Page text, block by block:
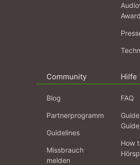
Award
Community
Blog
Partnerprogramm
Guidelines
Missbrauch
melden
Hilfe
FAQ
Guide
How